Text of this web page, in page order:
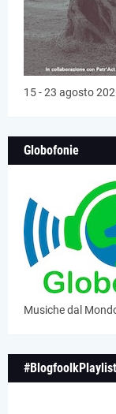
15 - 23 agosto
Globofonie
Musiche dal
#BlogfoolkPlaylist